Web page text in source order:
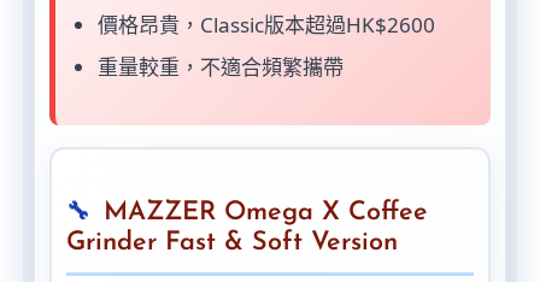
價格昂貴，Classic版本超過HK$2600
重量較重，不適合頻繁攜帶
MAZZER Omega X Coffee
Grinder Fast & Soft Version